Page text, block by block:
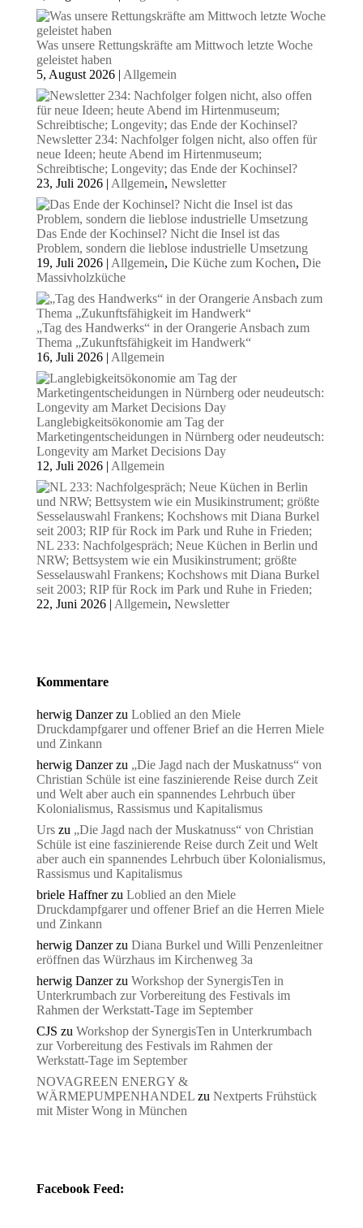
Was unsere Rettungskräfte am Mittwoch letzte Woche
geleistet haben
5, August 2026| Allgemein
Newsletter 234: Nachfolger folgen nicht, also offen für
neue Ideen; heute Abend im Hirtenmuseum;
Schreibtische; Longevity; das Ende der Kochinsel?
23, Juli 2026| Allgemein, Newsletter
Das Ende der Kochinsel? Nicht die Insel ist das
Problem, sondern die lieblose industrielle Umsetzung
19, Juli 2026| Allgemein, Die Küche zum Kochen, Die
Massivholzküche
„Tag des Handwerks“ in der Orangerie Ansbach zum
Thema „Zukunftsfähigkeit im Handwerk“
16, Juli 2026| Allgemein
Langlebigkeitsökonomie am Tag der
Marketingentscheidungen in Nürnberg oder neudeutsch:
Longevity am Market Decisions Day
12, Juli 2026| Allgemein
NL 233: Nachfolgespräch; Neue Küchen in Berlin und
NRW; Bettsystem wie ein Musikinstrument; größte
Sesselauswahl Frankens; Kochshows mit Diana Burkel
seit 2003; RIP für Rock im Park und Ruhe in Frieden;
22, Juni 2026| Allgemein, Newsletter
Kommentare
herwig Danzerzu Loblied an den Miele
Druckdampfgarer und offener Brief an die Herren Miele
und Zinkann
herwig Danzerzu „Die Jagd nach der Muskatnuss“ von
Christian Schüle ist eine faszinierende Reise durch Zeit
und Welt aber auch ein spannendes Lehrbuch über
Kolonialismus, Rassismus und Kapitalismus
Urszu „Die Jagd nach der Muskatnuss“ von Christian
Schüle ist eine faszinierende Reise durch Zeit und Welt
aber auch ein spannendes Lehrbuch über Kolonialismus,
Rassismus und Kapitalismus
briele Haffnerzu Loblied an den Miele
Druckdampfgarer und offener Brief an die Herren Miele
und Zinkann
herwig Danzerzu Diana Burkel und Willi Penzenleitner
eröffnen das Würzhaus im Kirchenweg 3a
herwig Danzerzu Workshop der SynergisTen in
Unterkrumbach zur Vorbereitung des Festivals im
Rahmen der Werkstatt-Tage im September
CJS zu Workshop der SynergisTen in Unterkrumbach
zur Vorbereitung des Festivals im Rahmen der
Werkstatt-Tage im September
NOVAGREEN ENERGY &
WÄRMEPUMPENHANDELzu Nextperts Frühstück
mit Mister Wong in München
Facebook Feed: